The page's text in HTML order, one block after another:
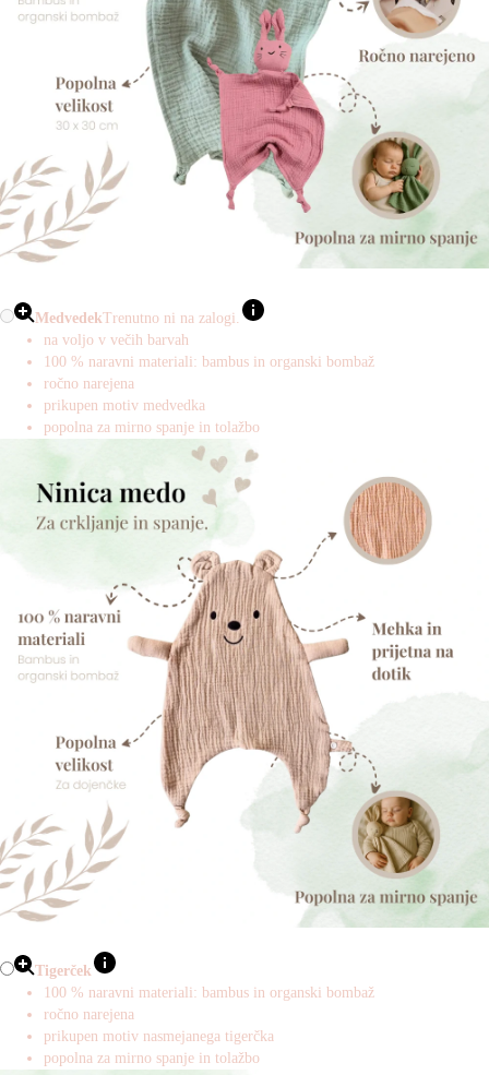
MedvedekTrenutno ni na zalogi.
na voljo v večih barvah
100 % naravni materiali: bambus in organski bombaž
ročno narejena
prikupen motiv medvedka
popolna za mirno spanje in tolažbo
Tigerček
100 % naravni materiali: bambus in organski bombaž
ročno narejena
prikupen motiv nasmejanega tigerčka
popolna za mirno spanje in tolažbo